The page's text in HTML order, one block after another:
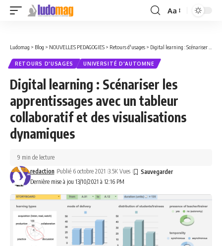
Font
Aa
Ludomag > Blog > NOUVELLES PEDAGOGIES > Retours d'usages > Digital learning : Scénariser les apprentissages avec un tableur collaboratif et des visualisations dynamiques
RETOURS D'USAGES UNIVERSITÉ D'AUTOMNE
Digital learning : Scénariser les
apprentissages avec un tableur
collaboratif et des visualisations
dynamiques
Dernière mise à jou 13/10/2021 à 12:16 PM
redaction Publié 6 octobre 2021 3.5K Vues
9 min de lecture